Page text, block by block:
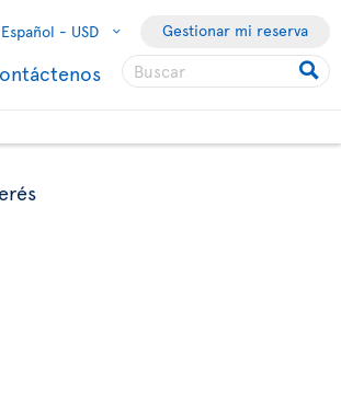
Español - USD Gestionar mi reserva